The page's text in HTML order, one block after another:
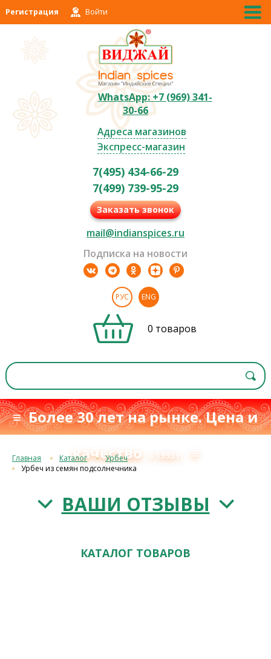
Регистрация Войти
WhatsApp: +7 (969) 341-
30-66
Адреса магазинов
Экспресс-магазин
7(495) 434-66-29
7(499) 739-95-29
Заказать звонок
mail@indianspices.ru
Подписка на новости
РУС ENG
0 товаров
≡ Более 30 лет на рынке. Цена и
качество
с 1993 г. ≡
Главная Каталог
Урбеч
Урбеч из семян подсолнечника
ВАШИ ОТЗЫВЫ
КАТАЛОГ ТОВАРОВ